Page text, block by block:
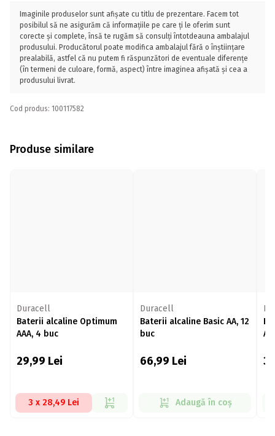
Imaginile produselor sunt afișate cu titlu de prezentare. Facem tot
posibilul să ne asigurăm că informațiile pe care ți le oferim sunt
corecte și complete, însă te rugăm să consulți întotdeauna ambalajul
produsului. Producătorul poate modifica ambalajul fără o înștiințare
prealabilă, astfel că nu putem fi răspunzători de eventuale diferențe
(în termeni de culoare, formă, aspect) între imaginea afișată și cea a
produsului livrat.
Cod produs: 100117582
Produse similare
Duracell
Baterii alcaline Optimum
AAA, 4 buc
29,99 Lei
3 x 28,49 Lei
Duracell
Baterii alcaline Basic AA, 12
buc
66,99 Lei
Adaugă în coș